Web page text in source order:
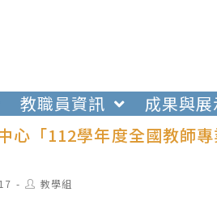
教職員資訊
成果與
心「112學年度全國教師
Post教學組